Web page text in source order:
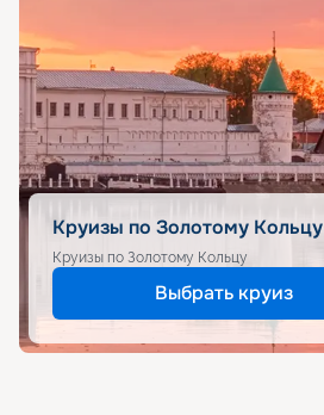
Круизы по Золотому Кольцу
Круизы по Золотому Кольцу
Выбрать круиз